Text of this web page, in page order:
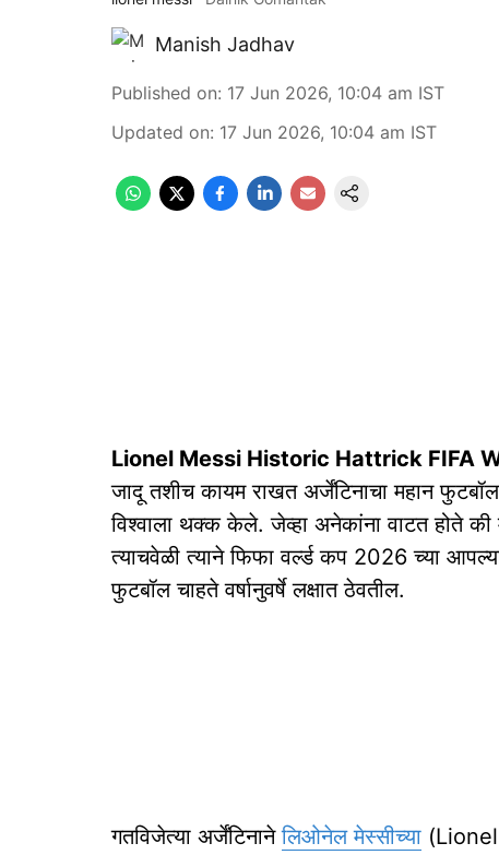
Manish Jadhav
Published on: 17 Jun 2026, 10:04 am IST
Updated on: 17 Jun 2026, 10:04 am IST
Lionel Messi Historic Hattrick FIFA
जादू तशीच कायम राखत अर्जेंटिनाचा महान
विश्वाला थक्क केले. जेव्हा अनेकांना वाटत होते की
त्याचवेळी त्याने फिफा वर्ल्ड कप 2026 च्या
फुटबॉल चाहते वर्षानुवर्षे लक्षात ठेवतील.
गतविजेत्या अर्जेंटिनानेलिओनेल मेस्सीच्या (Lionel